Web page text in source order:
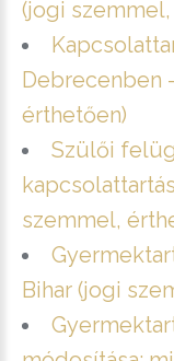
(jogi
Debrecenben
érthetően)
Szülői
szemmel,
Bihar (jogi